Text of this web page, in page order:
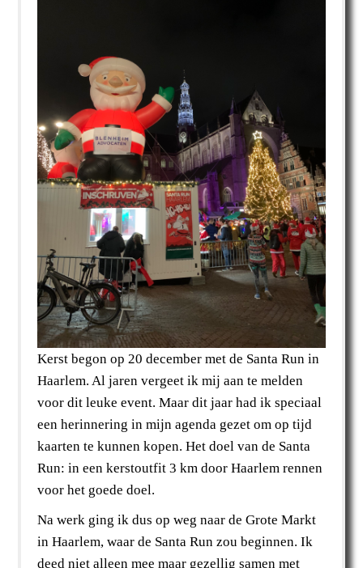
Kerst begon op 20 december met de Santa Run in
Haarlem. Al jaren vergeet ik mij aan te melden
voor dit leuke event. Maar dit jaar had ik speciaal
een herinnering in mijn agenda gezet om op tijd
kaarten te kunnen kopen. Het doel van de Santa
Run: in een kerstoutfit 3 km door Haarlem rennen
voor het goede doel.
Na werk ging ik dus op weg naar de Grote Markt
in Haarlem, waar de Santa Run zou beginnen. Ik
deed niet alleen mee maar gezellig samen met